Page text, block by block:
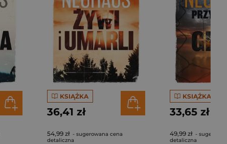
KSIĄŻKA
36,41 zł
54,99 zł - sugerowana cena
detaliczna
KSIĄŻKA
33,65 zł
49,99 zł -
detaliczna